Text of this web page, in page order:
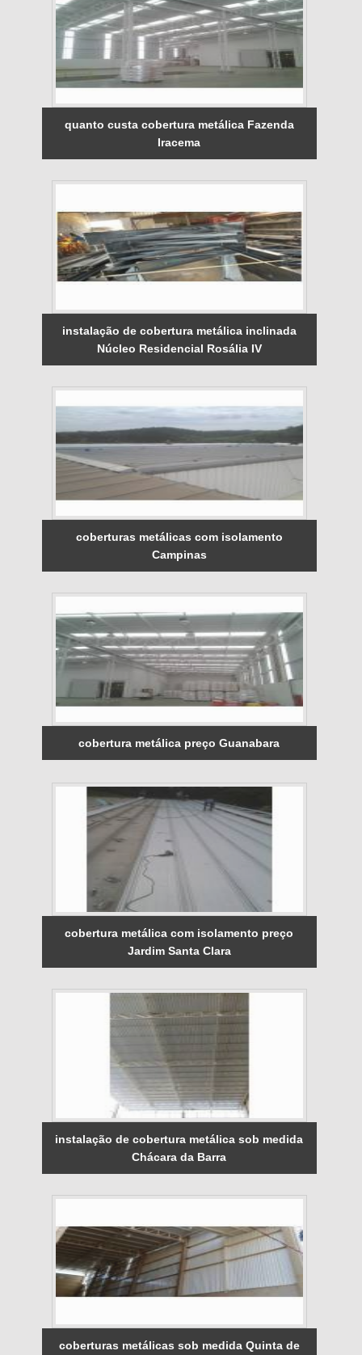
quanto custa cobertura metálica Fazenda
Iracema
instalação de cobertura metálica inclinada
Núcleo Residencial Rosália IV
coberturas metálicas com isolamento
Campinas
cobertura metálica preço Guanabara
cobertura metálica com isolamento preço
Jardim Santa Clara
instalação de cobertura metálica sob medida
Chácara da Barra
coberturas metálicas sob medida Quinta de